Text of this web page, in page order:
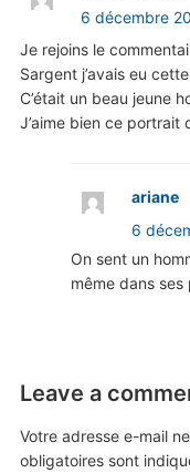
6 décembre
Je rejoins le
Sargent j’avais eu
C’était un beau jeune
J’aime bien ce portrait
ariane
6
On sent un
même dans
Leave a
Votre adresse e-mail
obligatoires sont